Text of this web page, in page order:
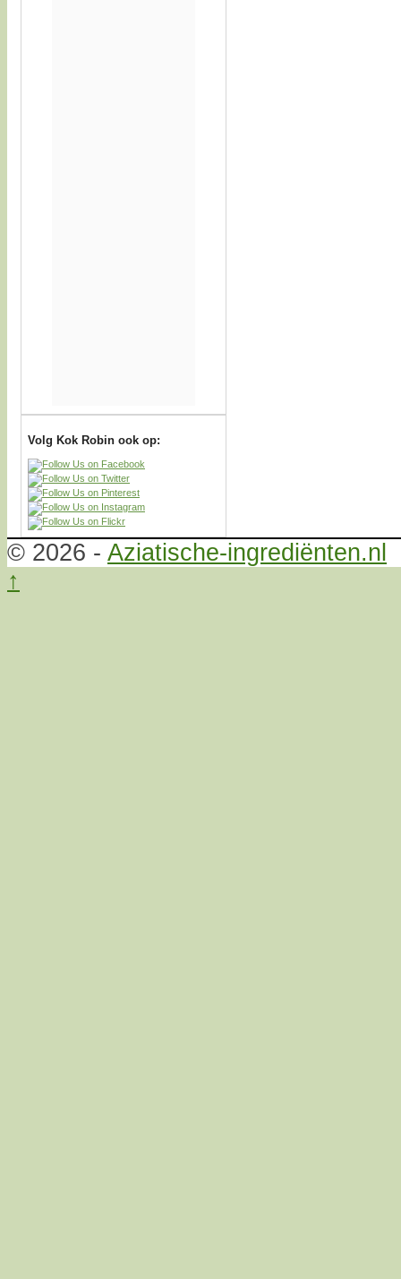
Volg Kok Robin ook op:
© 2026 - Aziatische-ingrediënten.nl
↑